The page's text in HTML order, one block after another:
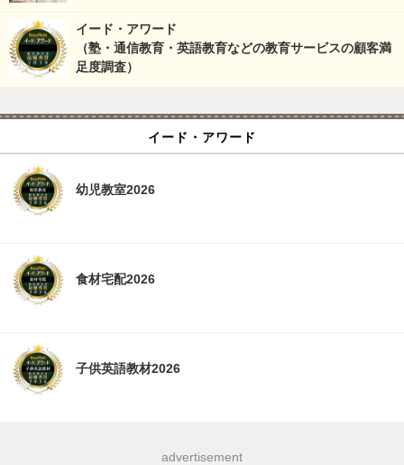
イード・アワード
（塾・通信教育・英語教育などの教育サービスの顧客満
足度調査）
イード・アワード
幼児教室2026
食材宅配2026
子供英語教材2026
advertisement